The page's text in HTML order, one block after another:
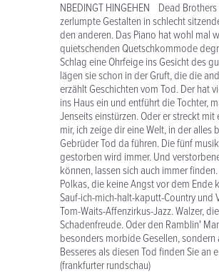
NBEDINGT HINGEHEN Dead
zerlumpte Gestalten in schlecht
den anderen. Das Piano hat wohl mal
quietschenden Quetschkommode
Schlag eine Ohrfeige ins Gesicht des
lägen sie schon in der Gruft, die die
erzählt Geschichten vom Tod. Der hat
ins Haus ein und entführt die Tochter,
Jenseits einstürzen. Oder er streckt
mir, ich zeige dir eine Welt, in der alles
Gebrüder Tod da führen. Die fünf
gestorben wird immer. Und
können, lassen sich auch immer
Polkas, die keine Angst vor dem
Sauf-ich-mich-halt-kaputt-Country und
Tom-Waits-Affenzirkus-Jazz. Walzer,
Schadenfreude. Oder den Ramblin'
besonders morbide Gesellen,
Besseres als diesen Tod finden Sie
(frankfurter rundschau)